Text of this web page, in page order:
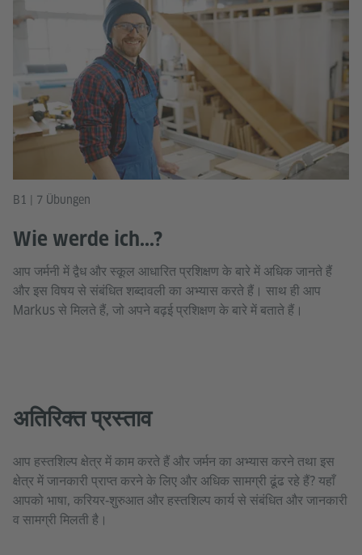
B1 | 7 Übungen
Wie werde ich...?
आप जर्मनी में द्वैध और स्कूल आधारित प्रशिक्षण के बारे में अधिक जानते हैं
और इस विषय से संबंधित शब्दावली का अभ्यास करते हैं। साथ ही आप
Markus से मिलते हैं, जो अपने बढ़ई प्रशिक्षण के बारे में बताते हैं।
अतिरिक्त प्रस्ताव
आप हस्तशिल्प क्षेत्र में काम करते हैं और जर्मन का अभ्यास करने तथा इस
क्षेत्र में जानकारी प्राप्त करने के लिए और अधिक सामग्री ढूंढ रहे हैं? यहाँ
आपको भाषा, करियर‑शुरुआत और हस्तशिल्प कार्य से संबंधित और जानकारी
व सामग्री मिलती है।